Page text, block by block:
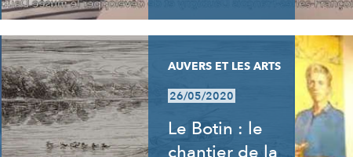
AUVERS ET LES ARTS
26/05/2020
Le Botin : le
chantier de la